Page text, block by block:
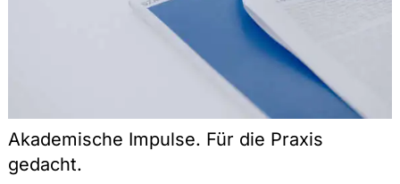
Akademische Impulse. Für die Praxis
gedacht.